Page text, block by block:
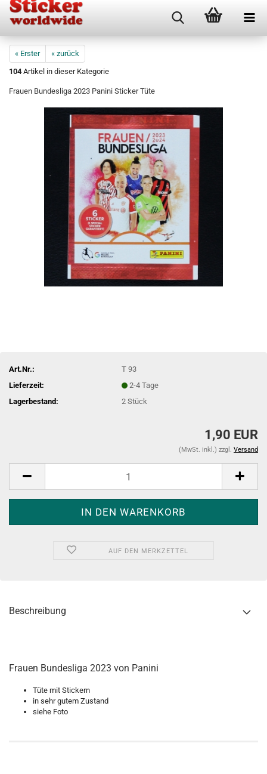
« Erster
« zurück
104Artikel in dieser Kategorie
Frauen Bundesliga 2023 Panini Sticker Tüte
Art.Nr.:
T 93
Lieferzeit:
2-4 Tage
Lagerbestand:
2Stück
1,90 EUR
(MwSt. inkl.) zzgl. Versand
AUF DEN MERKZETTEL
Beschreibung
Frauen Bundesliga 2023 von Panini
Tüte mit Stickern
in sehr gutem Zustand
siehe Foto